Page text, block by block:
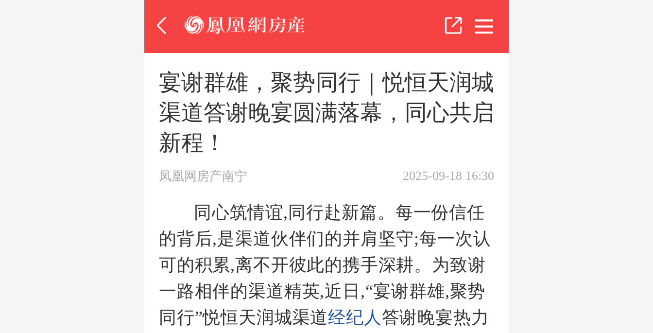
宴谢群雄，聚势同行｜悦恒天润城
渠道答谢晚宴圆满落幕，同心共启
新程！
凤凰网房产南宁 2025-09-18 16:30
同心筑情谊,同行赴新篇。每一份信任
的背后,是渠道伙伴们的并肩坚守;每一次认
可的积累,离不开彼此的携手深耕。为致谢
一路相伴的渠道精英,近日,“宴谢群雄,聚势
同行”悦恒天润城渠道经纪人 答谢晚宴热力